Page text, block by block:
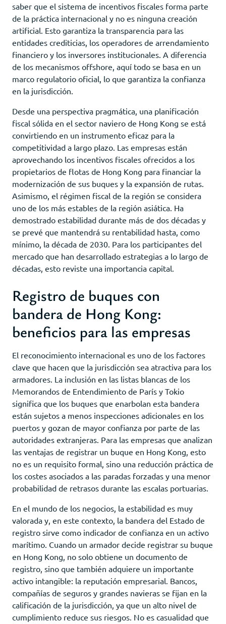
saber que el sistema de incentivos fiscales forma parte
de la práctica internacional y no es ninguna creación
artificial. Esto garantiza la transparencia para las
entidades crediticias, los operadores de arrendamiento
financiero y los inversores institucionales. A diferencia
de los mecanismos offshore, aquí todo se basa en un
marco regulatorio oficial, lo que garantiza la confianza
en la jurisdicción.
Desde una perspectiva pragmática, una planificación
fiscal sólida en el sector naviero de Hong Kong se está
convirtiendo en un instrumento eficaz para la
competitividad a largo plazo. Las empresas están
aprovechando los incentivos fiscales ofrecidos a los
propietarios de flotas de Hong Kong para financiar la
modernización de sus buques y la expansión de rutas.
Asimismo, el régimen fiscal de la región se considera
uno de los más estables de la región asiática. Ha
demostrado estabilidad durante más de dos décadas y
se prevé que mantendrá su rentabilidad hasta, como
mínimo, la década de 2030. Para los participantes del
mercado que han desarrollado estrategias a lo largo de
décadas, esto reviste una importancia capital.
Registro de buques con
bandera de Hong Kong:
beneficios para las empresas
El reconocimiento internacional es uno de los factores
clave que hacen que la jurisdicción sea atractiva para los
armadores. La inclusión en las listas blancas de los
Memorandos de Entendimiento de París y Tokio
significa que los buques que enarbolan esta bandera
están sujetos a menos inspecciones adicionales en los
puertos y gozan de mayor confianza por parte de las
autoridades extranjeras. Para las empresas que analizan
las ventajas de registrar un buque en Hong Kong, esto
no es un requisito formal, sino una reducción práctica de
los costes asociados a las paradas forzadas y una menor
probabilidad de retrasos durante las escalas portuarias.
En el mundo de los negocios, la estabilidad es muy
valorada y, en este contexto, la bandera del Estado de
registro sirve como indicador de confianza en un activo
marítimo. Cuando un armador decide registrar su buque
en Hong Kong, no solo obtiene un documento de
registro, sino que también adquiere un importante
activo intangible: la reputación empresarial. Bancos,
compañías de seguros y grandes navieras se fijan en la
calificación de la jurisdicción, ya que un alto nivel de
cumplimiento reduce sus riesgos. No es casualidad que